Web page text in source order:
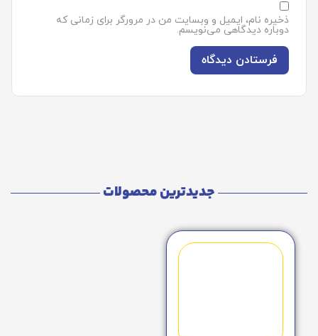
ذخیره نام، ایمیل و وبسایت من در مرورگر برای زمانی که
دوباره دیدگاهی می‌نویسم.
جدیدترین محصولات